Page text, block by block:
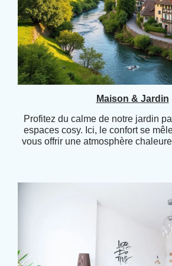
Maison & Jardin
Profitez du calme de notre jardin
espaces cosy. Ici, le confort se
vous offrir une atmosphère